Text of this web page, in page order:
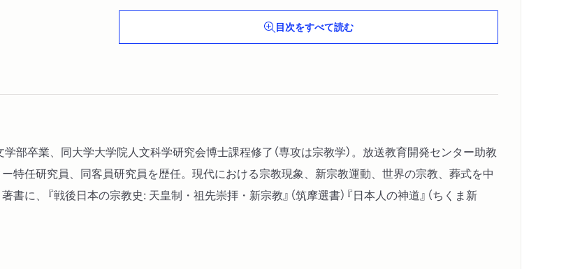
目次をすべて読む
部卒業、同大学大学院人文科学研究会博士課程修了（専攻は宗教学）。放送教育開発センター助教
特任研究員、同客員研究員を歴任。現代における宗教現象、新宗教運動、世界の宗教、葬式を中
に、『戦後日本の宗教史: 天皇制・祖先崇拝・新宗教』（筑摩選書）『日本人の神道』（ちくま新